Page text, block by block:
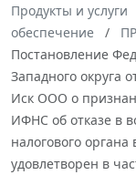
Продукты и услуги
обеспечение
Постановление
Западного округа
Иск ООО о
ИФНС об отказе в
налогового
удовлетворен в